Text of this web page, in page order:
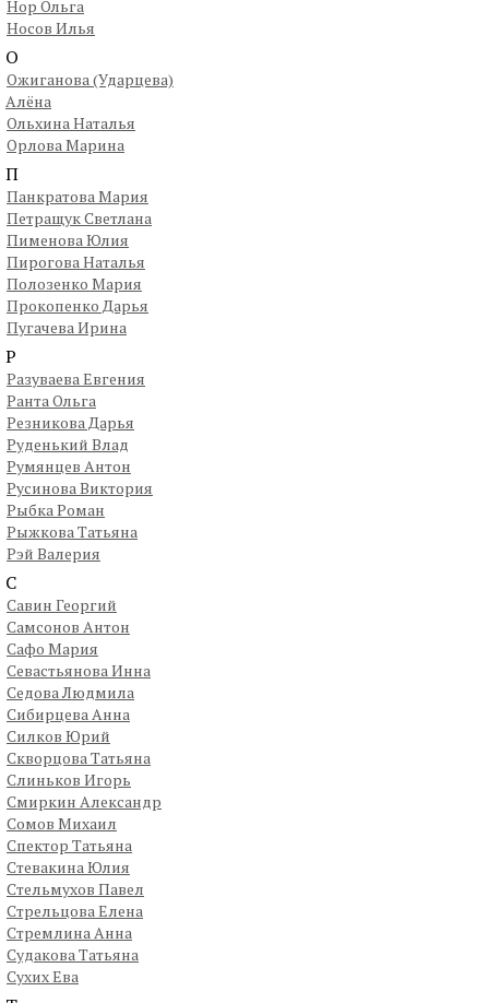
Нор Ольга
Носов Илья
О
Ожиганова (Ударцева)
Алёна
Ольхина Наталья
Орлова Марина
П
Панкратова Мария
Петращук Светлана
Пименова Юлия
Пирогова Наталья
Полозенко Мария
Прокопенко Дарья
Пугачева Ирина
Р
Разуваева Евгения
Ранта Ольга
Резникова Дарья
Руденький Влад
Румянцев Антон
Русинова Виктория
Рыбка Роман
Рыжкова Татьяна
Рэй Валерия
С
Савин Георгий
Самсонов Антон
Сафо Мария
Севастьянова Инна
Седова Людмила
Сибирцева Анна
Силков Юрий
Скворцова Татьяна
Слиньков Игорь
Смиркин Александр
Сомов Михаил
Спектор Татьяна
Стевакина Юлия
Стельмухов Павел
Стрельцова Елена
Стремлина Анна
Судакова Татьяна
Сухих Ева